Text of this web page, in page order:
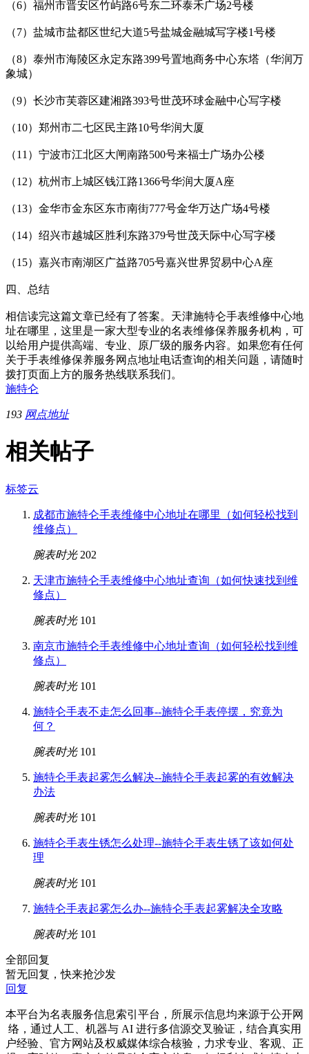
（6）福州市晋安区竹屿路6号东二环泰禾广场2号楼
（7）盐城市盐都区世纪大道5号盐城金融城写字楼1号楼
（8）泰州市海陵区永定东路399号置地商务中心东塔（华润万
象城）
（9）长沙市芙蓉区建湘路393号世茂环球金融中心写字楼
（10）郑州市二七区民主路10号华润大厦
（11）宁波市江北区大闸南路500号来福士广场办公楼
（12）杭州市上城区钱江路1366号华润大厦A座
（13）金华市金东区东市南街777号金华万达广场4号楼
（14）绍兴市越城区胜利东路379号世茂天际中心写字楼
（15）嘉兴市南湖区广益路705号嘉兴世界贸易中心A座
四、总结
相信读完这篇文章已经有了答案。天津施特仑手表维修中心地
址在哪里，这里是一家大型专业的名表维修保养服务机构，可
以给用户提供高端、专业、原厂级的服务内容。如果您有任何
关于手表维修保养服务网点地址电话查询的相关问题，请随时
拨打页面上方的服务热线联系我们。
施特仑
193 网点地址
相关帖子
标签云
成都市施特仑手表维修中心地址在哪里（如何轻松找到
维修点）
腕表时光 202
天津市施特仑手表维修中心地址查询（如何快速找到维
修点）
腕表时光 101
南京市施特仑手表维修中心地址查询（如何轻松找到维
修点）
腕表时光 101
施特仑手表不走怎么回事--施特仑手表停摆，究竟为
何？
腕表时光 101
施特仑手表起雾怎么解决--施特仑手表起雾的有效解决
办法
腕表时光 101
施特仑手表生锈怎么处理--施特仑手表生锈了该如何处
理
腕表时光 101
施特仑手表起雾怎么办--施特仑手表起雾解决全攻略
腕表时光 101
全部回复
暂无回复，快来抢沙发
回复
本平台为名表服务信息索引平台，所展示信息均来源于公开网
络，通过人工、机器与 AI 进行多信源交叉验证，结合真实用
户经验、官方网站及权威媒体综合核验，力求专业、客观、正